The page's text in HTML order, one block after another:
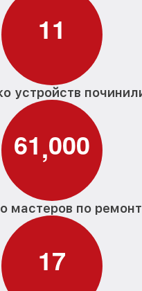
11
устройств
61,000
мастеров по
17